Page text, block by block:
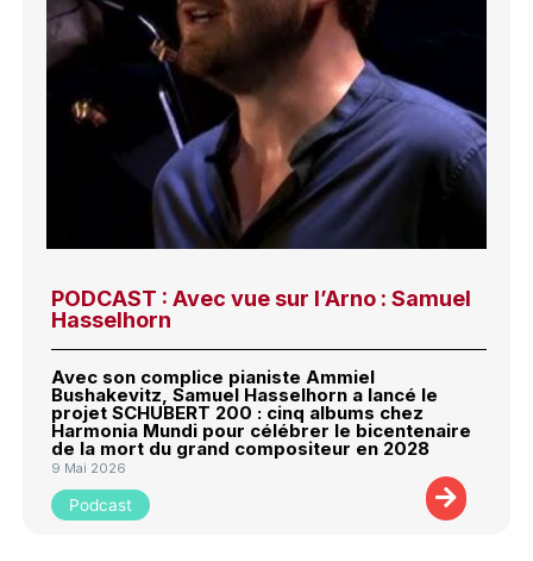
PODCAST : Avec vue sur l’Arno : Samuel
Hasselhorn
Avec son complice pianiste Ammiel
Bushakevitz, Samuel Hasselhorn a lancé le
projet SCHUBERT 200 : cinq albums chez
Harmonia Mundi pour célébrer le bicentenaire
de la mort du grand compositeur en 2028
9 Mai 2026
Podcast